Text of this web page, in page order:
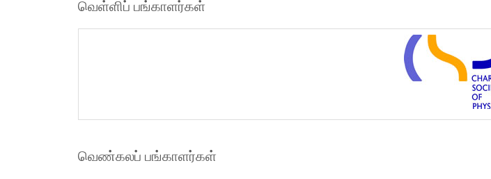
வெள்ளிப் பங்காளர்கள்
வெண்கலப் பங்காளர்கள்